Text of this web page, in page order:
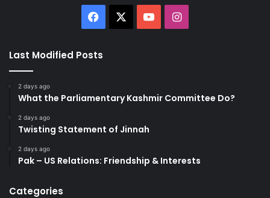
Facebook YouTubeInstagram
Last Modified Posts
2 days ago
What the Parliamentary Kashmir Committee Do?
2 days ago
Twisting Statement of Jinnah
2 days ago
Pak – US Relations: Friendship & Interests
Categories